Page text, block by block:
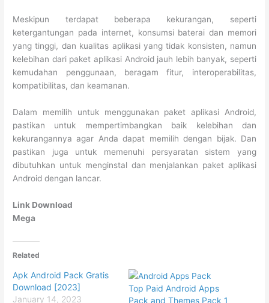
Meskipun terdapat beberapa kekurangan, seperti
ketergantungan pada internet, konsumsi baterai dan memori
yang tinggi, dan kualitas aplikasi yang tidak konsisten, namun
kelebihan dari paket aplikasi Android jauh lebih banyak, seperti
kemudahan penggunaan, beragam fitur, interoperabilitas,
kompatibilitas, dan keamanan.
Dalam memilih untuk menggunakan paket aplikasi Android,
pastikan untuk mempertimbangkan baik kelebihan dan
kekurangannya agar Anda dapat memilih dengan bijak. Dan
pastikan juga untuk memenuhi persyaratan sistem yang
dibutuhkan untuk menginstal dan menjalankan paket aplikasi
Android dengan lancar.
Link Download
Mega
Related
Apk Android Pack Gratis
Download [2023]
January 14, 2023
Top Paid Android Apps
Pack and Themes Pack 1